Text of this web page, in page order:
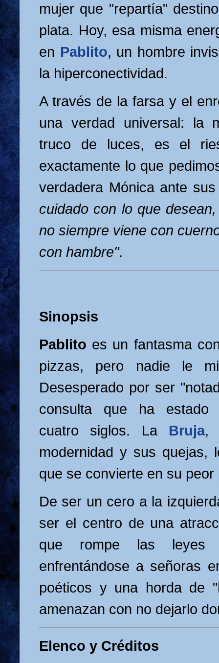
mujer que "repartía"
plata. Hoy, esa misma
en Pablito, un hombre
la hiperconectividad.
A través de la farsa y el
una verdad universal: la
truco de luces, es el
exactamente lo que
verdadera Mónica ante
cuidado con lo que
no siempre viene con
con hambre".
Sinopsis
Pablito es un fantasma
pizzas, pero nadie le
Desesperado por ser
consulta que ha estado
cuatro siglos. La Bruja,
modernidad y sus quejas,
que se convierte en su peor
De ser un cero a la
ser el centro de una
que rompe las
enfrentándose a señoras
poéticos y una horda de
amenazan con no dejarlo
Elenco y Créditos